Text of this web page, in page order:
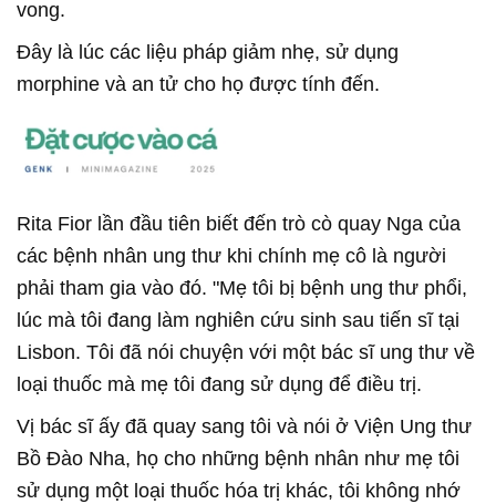
vong.
Đây là lúc các liệu pháp giảm nhẹ, sử dụng
morphine và an tử cho họ được tính đến.
Rita Fior lần đầu tiên biết đến trò cò quay Nga của
các bệnh nhân ung thư khi chính mẹ cô là người
phải tham gia vào đó. "Mẹ tôi bị bệnh ung thư phổi,
lúc mà tôi đang làm nghiên cứu sinh sau tiến sĩ tại
Lisbon. Tôi đã nói chuyện với một bác sĩ ung thư về
loại thuốc mà mẹ tôi đang sử dụng để điều trị.
Vị bác sĩ ấy đã quay sang tôi và nói ở Viện Ung thư
Bồ Đào Nha, họ cho những bệnh nhân như mẹ tôi
sử dụng một loại thuốc hóa trị khác, tôi không nhớ